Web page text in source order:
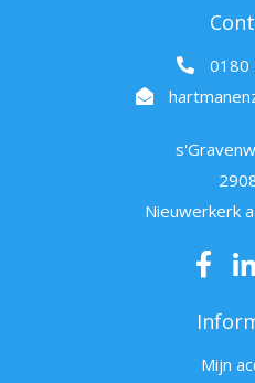
0180
Nieuwerkerk
Mijn